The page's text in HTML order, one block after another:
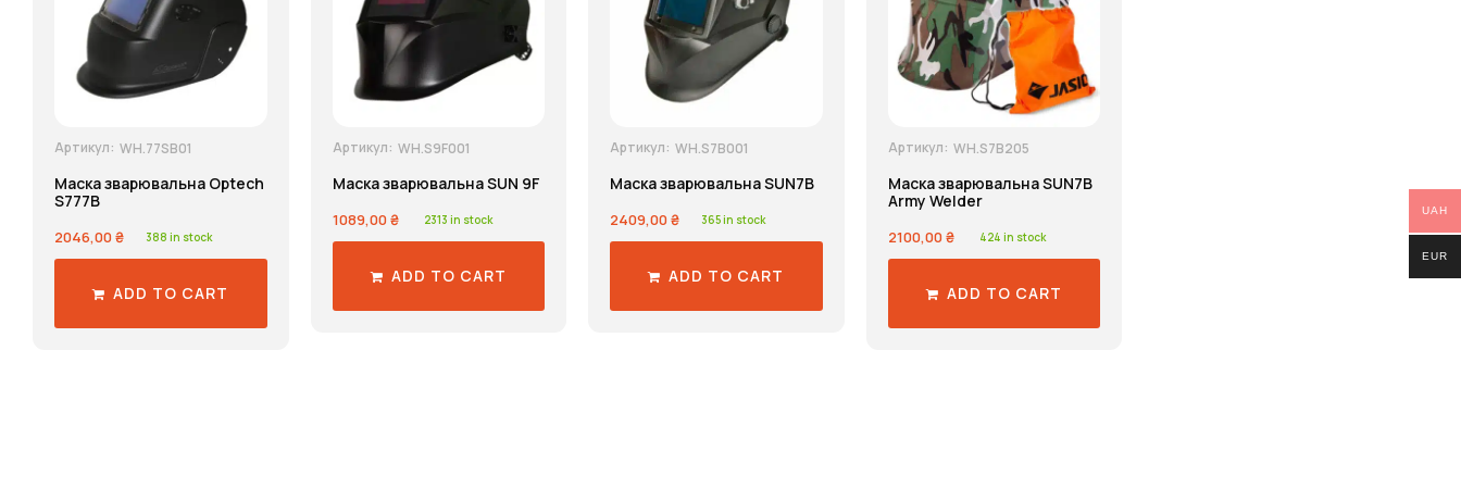
Артикул: WH.77SB01
Маска зварювальна Optech
S777B
2046,00₴ 388 in stock
ADD TO CART
Артикул: WH.S9F001
Маска зварювальна SUN 9F
1089,00₴ 2313 in stock
ADD TO CART
Артикул: WH.S7B001
Маска зварювальна SUN7B
2409,00₴ 365 in stock
ADD TO CART
Артикул: WH.S7B205
Маска зварювальна SUN7B
Army Welder
2100,00₴ 424 in stock
ADD TO CART
UAH
EUR